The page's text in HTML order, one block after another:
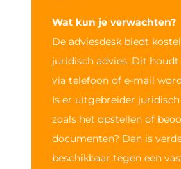
Wat kun je verwachten?
De adviesdesk biedt
juridisch advies. Dit
via telefoon of e-mail
Is er uitgebreider
zoals het opstellen of
documenten? Dan is
beschikbaar tegen een